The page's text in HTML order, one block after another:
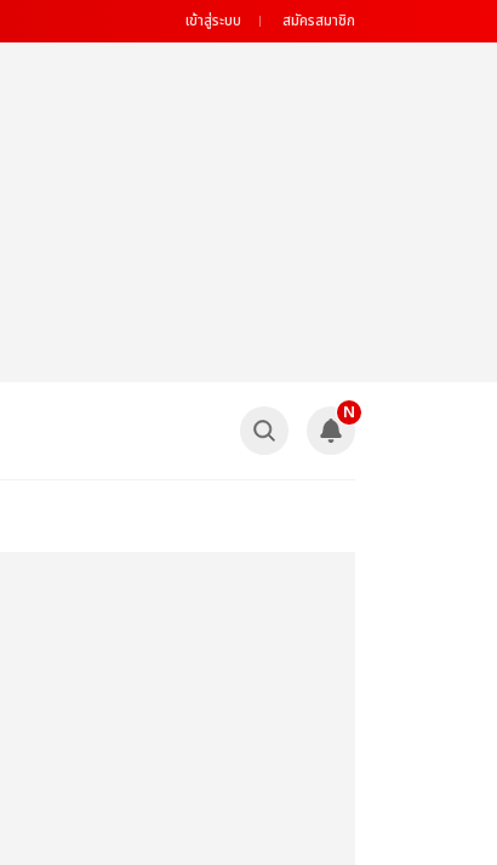
เข้าสู่ระบบ สมัครสมาชิก
N